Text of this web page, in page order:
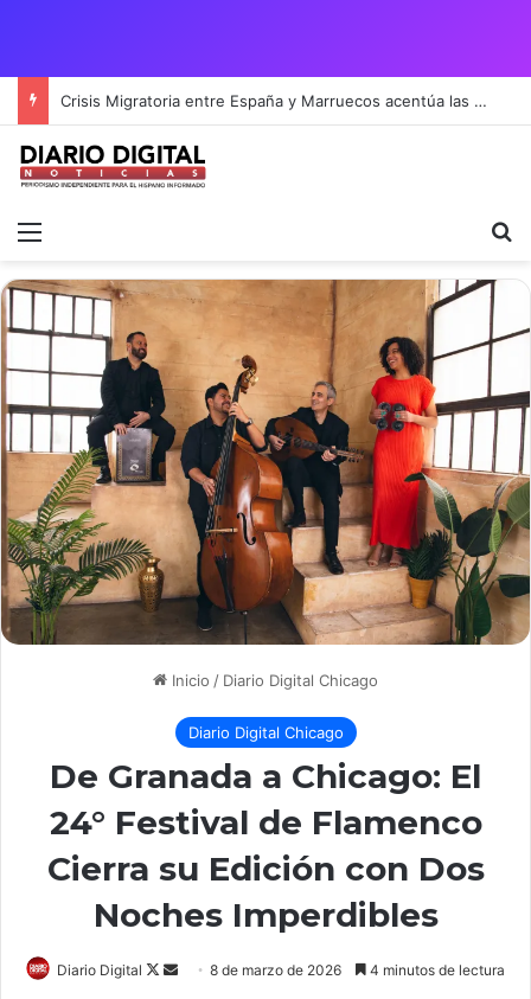
Crisis Migratoria entre España y Marruecos acentúa las tensiones diplomáticas y la fragilidad de los territorios de Ceuta y Melilla.
Menú
Inicio / Diario Digital Chicago
Diario Digital Chicago
De Granada a Chicago: El
24° Festival de Flamenco
Cierra su Edición con Dos
Noches Imperdibles
Diario Digital
Follow
Send8 de marzo de 2026 4 minutos de lectura